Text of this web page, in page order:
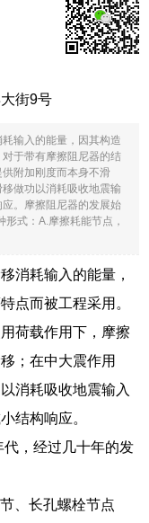
街9号
输入的能量，因其构造
于带有摩擦阻尼器的结
附加刚度而本身不滑
做功以消耗吸收地震输
。摩擦阻尼器的发展始
式：A.摩擦耗能节点，
消耗输入的能量，
点而被工程采用。
荷载作用下，摩擦
；在中大震作用
消耗吸收地震输入
结构响应。
，经过几十年的发
、长孔螺栓节点